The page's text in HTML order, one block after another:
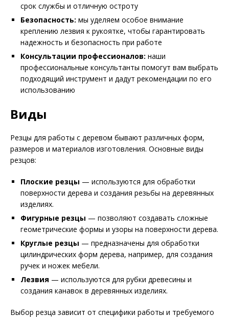
срок службы и отличную остроту
Безопасность: мы уделяем особое внимание
креплению лезвия к рукоятке, чтобы гарантировать
надежность и безопасность при работе
Консультации профессионалов: наши
профессиональные консультанты помогут вам выбрать
подходящий инструмент и дадут рекомендации по его
использованию
Виды
Резцы для работы с деревом бывают различных форм,
размеров и материалов изготовления. Основные виды
резцов:
Плоские резцы — используются для обработки
поверхности дерева и создания резьбы на деревянных
изделиях.
Фигурные резцы — позволяют создавать сложные
геометрические формы и узоры на поверхности дерева.
Круглые резцы — предназначены для обработки
цилиндрических форм дерева, например, для создания
ручек и ножек мебели.
Лезвия — используются для рубки древесины и
создания канавок в деревянных изделиях.
Выбор резца зависит от специфики работы и требуемого